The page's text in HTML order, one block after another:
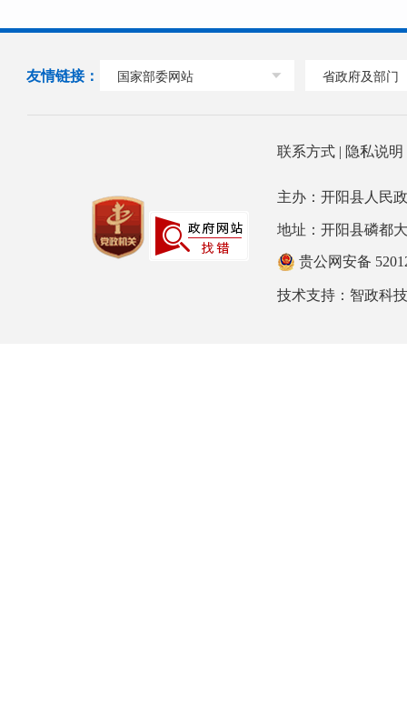
二、机
开阳县
规划建设
2024
第二部
收入支
公开01表
友情链接： 国家部委网站 省政府及部门
联系方式 | 隐私说明
主办：开阳县人民
地址：开阳县磷都
贵公网安备
技术支持： 智政科